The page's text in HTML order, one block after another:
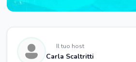
Il tuo host
Carla Scaltritti